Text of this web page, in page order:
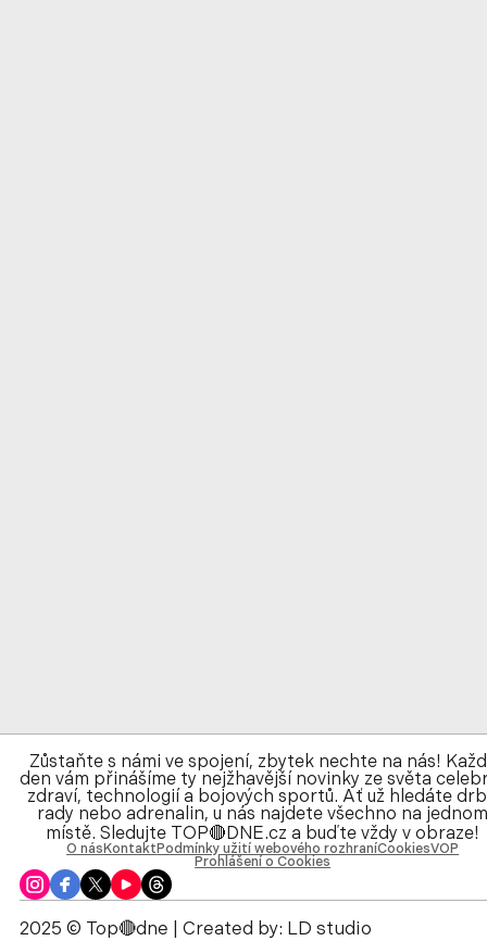
Zůstaňte s námi ve spojení, zbytek nechte na nás!
den vám přinášíme ty nejžhavější novinky ze světa
zdraví, technologií a bojových sportů. Ať už hledáte
rady nebo adrenalin, u nás najdete všechno na
místě. Sledujte TOP🔴DNE.cz a buďte vždy v obraze!
O nás Kontakt Podmínky užití webového rozhraníCookiesVOP
Prohlášení o Cookies
2025 © Top🔴dne | Created by: LD studio